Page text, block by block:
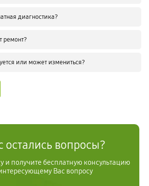
диагностика?
ремонт?
или может измениться?
остались вопросы?
и получите бесплатную консультацию
Вас вопросу